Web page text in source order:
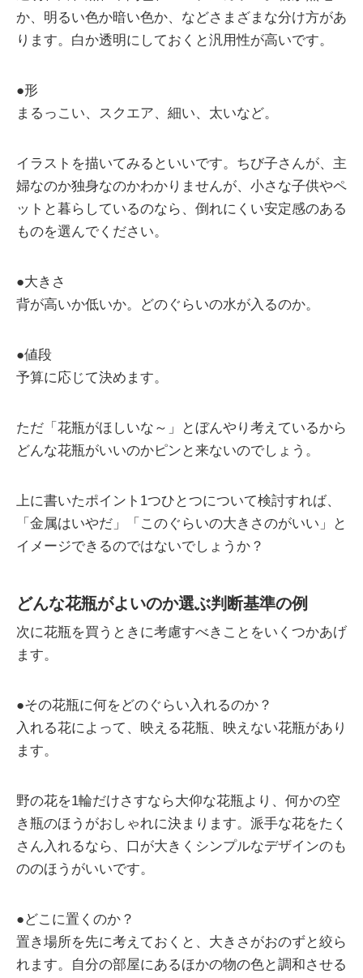
か、明るい色か暗い色か、などさまざまな分け方があ
ります。白か透明にしておくと汎用性が高いです。
●形
まるっこい、スクエア、細い、太いなど。
イラストを描いてみるといいです。ちび子さんが、主
婦なのか独身なのかわかりませんが、小さな子供やペ
ットと暮らしているのなら、倒れにくい安定感のある
ものを選んでください。
●大きさ
背が高いか低いか。どのぐらいの水が入るのか。
●値段
予算に応じて決めます。
ただ「花瓶がほしいな～」とぼんやり考えているから
どんな花瓶がいいのかピンと来ないのでしょう。
上に書いたポイント1つひとつについて検討すれば、
「金属はいやだ」「このぐらいの大きさのがいい」と
イメージできるのではないでしょうか？
どんな花瓶がよいのか選ぶ判断基準の例
次に花瓶を買うときに考慮すべきことをいくつかあげ
ます。
●その花瓶に何をどのぐらい入れるのか？
入れる花によって、映える花瓶、映えない花瓶があり
ます。
野の花を1輪だけさすなら大仰な花瓶より、何かの空
き瓶のほうがおしゃれに決まります。派手な花をたく
さん入れるなら、口が大きくシンプルなデザインのも
ののほうがいいです。
●どこに置くのか？
置き場所を先に考えておくと、大きさがおのずと絞ら
れます。自分の部屋にあるほかの物の色と調和させる